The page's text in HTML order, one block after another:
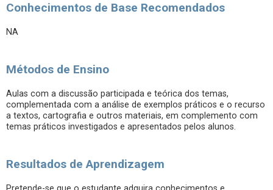
Conhecimentos de Base Recomendados
NA
Métodos de Ensino
Aulas com a discussão participada e teórica dos temas,
complementada com a análise de exemplos práticos e o recurso
a textos, cartografia e outros materiais, em complemento com
temas práticos investigados e apresentados pelos alunos.
Resultados de Aprendizagem